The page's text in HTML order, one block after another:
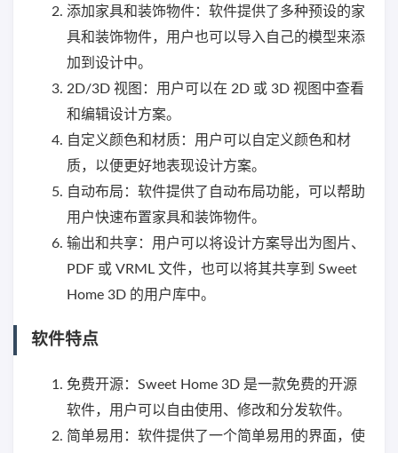
添加家具和装饰物件：软件提供了多种预设的家
具和装饰物件，用户也可以导入自己的模型来添
加到设计中。
2D/3D 视图：用户可以在 2D 或 3D 视图中查看
和编辑设计方案。
自定义颜色和材质：用户可以自定义颜色和材
质，以便更好地表现设计方案。
自动布局：软件提供了自动布局功能，可以帮助
用户快速布置家具和装饰物件。
输出和共享：用户可以将设计方案导出为图片、
PDF 或 VRML 文件，也可以将其共享到 Sweet
Home 3D 的用户库中。
软件特点
免费开源：Sweet Home 3D 是一款免费的开源
软件，用户可以自由使用、修改和分发软件。
简单易用：软件提供了一个简单易用的界面，使